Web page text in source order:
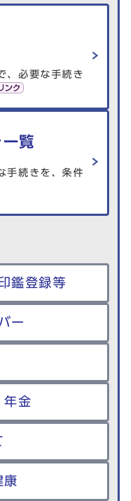
、必要な手続き
覧
手続きを、条件
鑑登録等
ー
年金
康